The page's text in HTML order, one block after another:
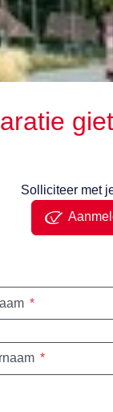
Solliciteer met
*
*